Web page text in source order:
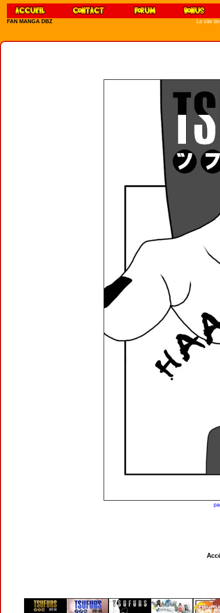
FAN MANGA DBZ Le site